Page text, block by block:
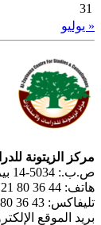
31
« يوليو
مركز الزيتونة
ص.ب.: 5034-14 بيروت – لبنان
هاتف: 44 36 80 21 00961
تليفاكس: 43 36 80 21 00961
بريد الموقع